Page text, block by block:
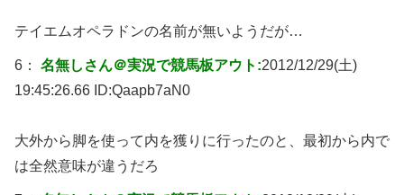
テイエムオペラドンの名前が無いようだが…
6： 名無しさん＠実況で競馬板アウト:2012/12/29(土)
19:45:26.66 ID:Qaapb7aN0
大外から脚を使って内を獲りに行ったのと、最初から内で
は全然意味が違うだろ